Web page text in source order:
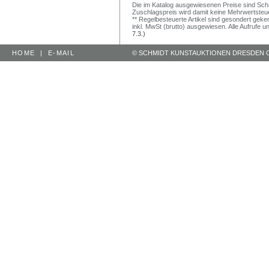
Die im Katalog ausgewiesenen Preise sind
Zuschlagspreis wird damit keine
** Regelbesteuerte Artikel sind gesondert
inkl. MwSt (brutto) ausgewiesen. Alle Aufrufe
7.3.)
HOME | E-MAIL © SCHMIDT KUNSTAUKTIONEN DRESDEN